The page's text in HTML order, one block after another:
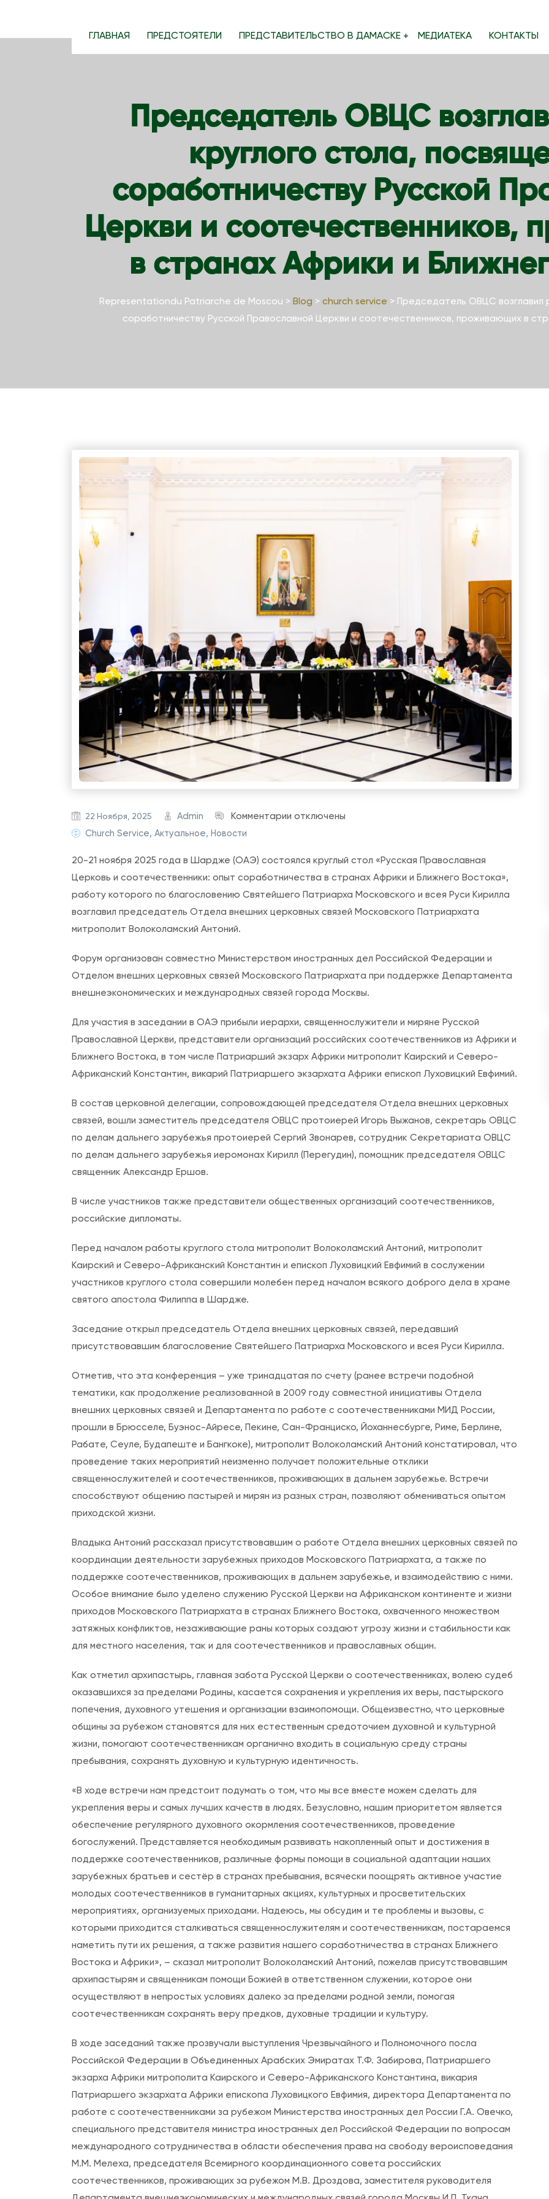
ГЛАВНАЯ ПРЕДСТОЯТЕЛИ ПРЕДСТАВИТЕЛЬСТВО В ДАМАСКЕ МЕДИАТЕКА КОНТАКТЫ
Председатель ОВЦС
круглого стола,
соработничеству Русской
Церкви и соотечественников,
в странах Африки и
Representationdu Patriarche de Moscou > Blog > church service > Председатель ОВЦС возглавил
соработничеству Русской Православной Церкви и соотечественников, проживающих в
22 Ноября, 2025 Admin Комментарии к
д
е
д
а
т
л
ь
О
В
з
г
л
и
л
о
с
а
,
п
о
с
в
щ
е
н
н
о
г
о
с
о
р
а
б
о
т
отключены
Church Service, Актуальное, Новости
20-21 ноября 2025 года в Шардже (ОАЭ) состоялся круглый стол «Русская Православная
Церковь и соотечественники: опыт соработничества в странах Африки и Ближнего Востока»,
работу которого по благословению Святейшего Патриарха Московского и всея Руси Кирилла
возглавил председатель Отдела внешних церковных связей Московского Патриархата
митрополит Волоколамский Антоний.
Форум организован совместно Министерством иностранных дел Российской Федерации и
Отделом внешних церковных связей Московского Патриархата при поддержке Департамента
внешнеэкономических и международных связей города Москвы.
Для участия в заседании в ОАЭ прибыли иерархи, священнослужители и миряне Русской
Православной Церкви, представители организаций российских соотечественников из Африки и
Ближнего Востока, в том числе Патриарший экзарх Африки митрополит Каирский и Северо-
Африканский Константин, викарий Патриаршего экзархата Африки епископ Луховицкий Евфимий.
В состав церковной делегации, сопровождающей председателя Отдела внешних церковных
связей, вошли заместитель председателя ОВЦС протоиерей Игорь Выжанов, секретарь ОВЦС
по делам дальнего зарубежья протоиерей Сергий Звонарев, сотрудник Секретариата ОВЦС
по делам дальнего зарубежья иеромонах Кирилл (Перегудин), помощник председателя ОВЦС
священник Александр Ершов.
В числе участников также представители общественных организаций соотечественников,
российские дипломаты.
Перед началом работы круглого стола митрополит Волоколамский Антоний, митрополит
Каирский и Северо-Африканский Константин и епископ Луховицкий Евфимий в сослужении
участников круглого стола совершили молебен перед началом всякого доброго дела в храме
святого апостола Филиппа в Шардже.
Заседание открыл председатель Отдела внешних церковных связей, передавший
присутствовавшим благословение Святейшего Патриарха Московского и всея Руси Кирилла.
Отметив, что эта конференция – уже тринадцатая по счету (ранее встречи подобной
тематики, как продолжение реализованной в 2009 году совместной инициативы Отдела
внешних церковных связей и Департамента по работе с соотечественниками МИД России,
прошли в Брюсселе, Буэнос-Айресе, Пекине, Сан-Франциско, Йоханнесбурге, Риме, Берлине,
Рабате, Сеуле, Будапеште и Бангкоке), митрополит Волоколамский Антоний констатировал, что
проведение таких мероприятий неизменно получает положительные отклики
священнослужителей и соотечественников, проживающих в дальнем зарубежье. Встречи
способствуют общению пастырей и мирян из разных стран, позволяют обмениваться опытом
приходской жизни.
Владыка Антоний рассказал присутствовавшим о работе Отдела внешних церковных связей по
координации деятельности зарубежных приходов Московского Патриархата, а также по
поддержке соотечественников, проживающих в дальнем зарубежье, и взаимодействию с ними.
Особое внимание было уделено служению Русской Церкви на Африканском континенте и жизни
приходов Московского Патриархата в странах Ближнего Востока, охваченного множеством
затяжных конфликтов, незаживающие раны которых создают угрозу жизни и стабильности как
для местного населения, так и для соотечественников и православных общин.
Как отметил архипастырь, главная забота Русской Церкви о соотечественниках, волею судеб
оказавшихся за пределами Родины, касается сохранения и укрепления их веры, пастырского
попечения, духовного утешения и организации взаимопомощи. Общеизвестно, что церковные
общины за рубежом становятся для них естественным средоточием духовной и культурной
жизни, помогают соотечественникам органично входить в социальную среду страны
пребывания, сохранять духовную и культурную идентичность.
«В ходе встречи нам предстоит подумать о том, что мы все вместе можем сделать для
укрепления веры и самых лучших качеств в людях. Безусловно, нашим приоритетом является
обеспечение регулярного духовного окормления соотечественников, проведение
богослужений. Представляется необходимым развивать накопленный опыт и достижения в
поддержке соотечественников, различные формы помощи в социальной адаптации наших
зарубежных братьев и сестёр в странах пребывания, всячески поощрять активное участие
молодых соотечественников в гуманитарных акциях, культурных и просветительских
мероприятиях, организуемых приходами. Надеюсь, мы обсудим и те проблемы и вызовы, с
которыми приходится сталкиваться священнослужителям и соотечественникам, постараемся
наметить пути их решения, а также развития нашего соработничества в странах Ближнего
Востока и Африки», – сказал митрополит Волоколамский Антоний, пожелав присутствовавшим
архипастырям и священникам помощи Божией в ответственном служении, которое они
осуществляют в непростых условиях далеко за пределами родной земли, помогая
соотечественникам сохранять веру предков, духовные традиции и культуру.
В ходе заседаний также прозвучали выступления Чрезвычайного и Полномочного посла
Российской Федерации в Объединенных Арабских Эмиратах Т.Ф. Забирова, Патриаршего
экзарха Африки митрополита Каирского и Северо-Африканского Константина, викария
Патриаршего экзархата Африки епископа Луховицкого Евфимия, директора Департамента по
работе с соотечественниками за рубежом Министерства иностранных дел России Г.А. Овечко,
специального представителя министра иностранных дел Российской Федерации по вопросам
международного сотрудничества в области обеспечения права на свободу вероисповедания
М.М. Мелеха, председателя Всемирного координационного совета российских
соотечественников, проживающих за рубежом М.В. Дроздова, заместителя руководителя